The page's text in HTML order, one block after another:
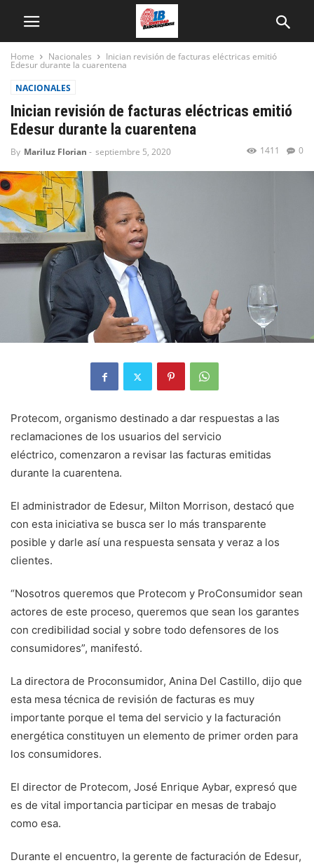
Home Nacionales Inician revisión de facturas eléctricas emitió
Edesur durante la cuarentena
NACIONALES
Inician revisión de facturas eléctricas emitió
Edesur durante la cuarentena
By Mariluz Florian - septiembre 5, 2020 0
1411
Protecom, organismo destinado a dar respuestas a las
reclamaciones de los usuarios del servicio
eléctrico, comenzaron a revisar las facturas emitidas
durante la cuarentena.
El administrador de Edesur, Milton Morrison, destacó que
con esta iniciativa se busca ser lo más transparente
posible y darle así una respuesta sensata y veraz a los
clientes.
“Nosotros queremos que Protecom y ProConsumidor sean
actores de este proceso, queremos que sean los garantes
con credibilidad social y sobre todo defensores de los
consumidores”, manifestó.
La directora de Proconsumidor, Anina Del Castillo, dijo que
esta mesa técnica de revisión de facturas es muy
importante porque el tema del servicio y la facturación
energética constituyen un elemento de primer orden para
los consumidores.
El director de Protecom, José Enrique Aybar, expresó que
es de vital importancia participar en mesas de trabajo
como esa.
Durante el encuentro, la gerente de facturación de Edesur,